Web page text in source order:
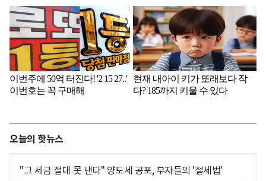
오늘의 핫뉴스
"그 세금 절대 못 낸다" 양도세 공포, 부자들의 '절세법'